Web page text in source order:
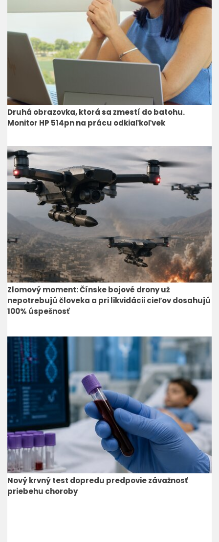
Druhá obrazovka, ktorá sa zmestí do batohu.
Monitor HP 514pn na prácu odkiaľkoľvek
Zlomový moment: Čínske bojové drony už
nepotrebujú človeka a pri likvidácii cieľov dosahujú
100% úspešnosť
Nový krvný test dopredu predpovie závažnosť
priebehu choroby